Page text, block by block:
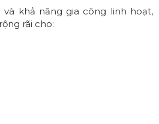
khả năng gia công linh hoạt,
rãi cho: